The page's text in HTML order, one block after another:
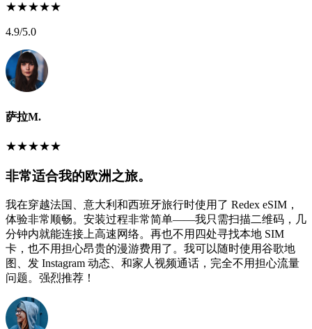
★★★★★
4.9/5.0
萨拉M.
★★★★★
非常适合我的欧洲之旅。
我在穿越法国、意大利和西班牙旅行时使用了 Redex eSIM，
体验非常顺畅。安装过程非常简单——我只需扫描二维码，几
分钟内就能连接上高速网络。再也不用四处寻找本地 SIM
卡，也不用担心昂贵的漫游费用了。我可以随时使用谷歌地
图、发 Instagram 动态、和家人视频通话，完全不用担心流量
问题。强烈推荐！